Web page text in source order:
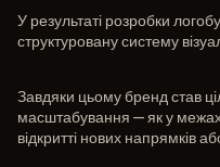
У результаті розробки
структуровану систему
Завдяки цьому бренд став
масштабування — як у
відкритті нових напрямків